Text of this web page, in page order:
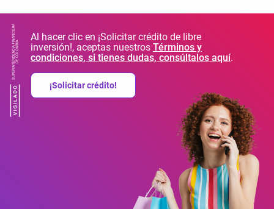
Al hacer clic en ¡Solicitar crédito de libre
inversión!, aceptas nuestrosTérminos y
condiciones, si tienes dudas, consúltalos aquí.
¡Solicitar crédito!